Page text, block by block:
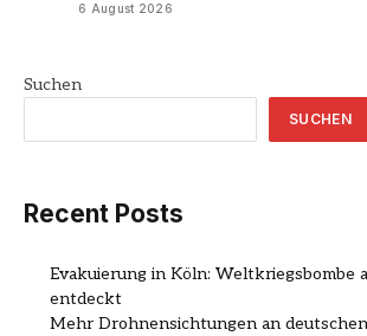
6 August 2026
Suchen
SUCHEN
Recent Posts
Evakuierung in Köln: Weltkriegsbombe
entdeckt
Mehr Drohnensichtungen an